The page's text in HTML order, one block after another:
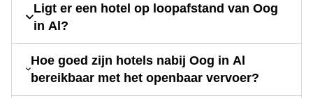
Ligt er een hotel op loopafstand van Oog
in Al?
Hoe goed zijn hotels nabij Oog in Al
bereikbaar met het openbaar vervoer?